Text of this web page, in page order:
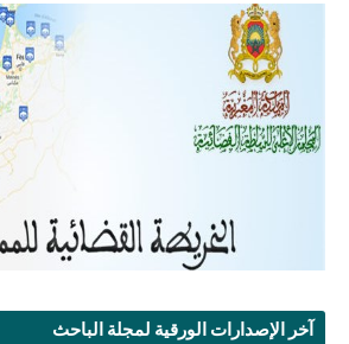
آخر الإصدارات الورقية لمجلة الباحث